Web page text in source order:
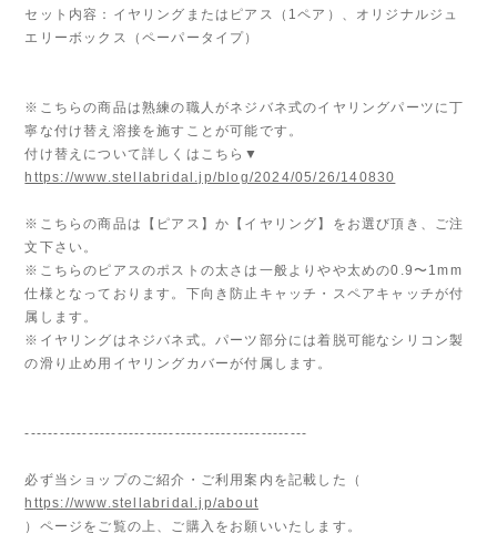
セット内容：イヤリングまたはピアス（1ペア）、オリジナルジュ
エリーボックス（ペーパータイプ）
※こちらの商品は熟練の職人がネジバネ式のイヤリングパーツに丁
寧な付け替え溶接を施すことが可能です。
付け替えについて詳しくはこちら▼
https://www.stellabridal.jp/blog/2024/05/26/140830
※こちらの商品は【ピアス】か【イヤリング】をお選び頂き、ご注
文下さい。
※こちらのピアスのポストの太さは一般よりやや太めの0.9〜1mm
仕様となっております。下向き防止キャッチ・スペアキャッチが付
属します。
※イヤリングはネジバネ式。パーツ部分には着脱可能なシリコン製
の滑り止め用イヤリングカバーが付属します。
-------------------------------------------------
必ず当ショップのご紹介・ご利用案内を記載した（
https://www.stellabridal.jp/about
）ページをご覧の上、ご購入をお願いいたします。